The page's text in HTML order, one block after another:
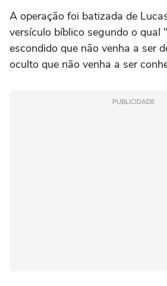
A operação foi batizada de
versículo bíblico segundo o qual
escondido que não venha a ser
oculto que não venha a ser
PUBLICIDADE